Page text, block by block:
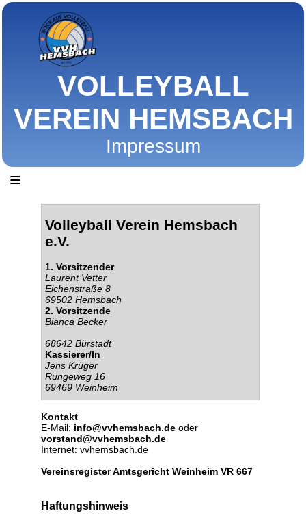
VOLLEYBALL
VEREIN HEMSBACH
Impressum
≡
Volleyball Verein Hemsbach
e.V.
1. Vorsitzender
Laurent Vetter
Eichenstraße 8
69502 Hemsbach
2. Vorsitzende
Bianca Becker
68642 Bürstadt
Kassierer/In
Jens Krüger
Rungeweg 16
69469 Weinheim
Kontakt
E-Mail: info@vvhemsbach.deoder
vorstand@vvhemsbach.de
Internet: vvhemsbach.de
Vereinsregister Amtsgericht Weinheim VR 667
Haftungshinweis